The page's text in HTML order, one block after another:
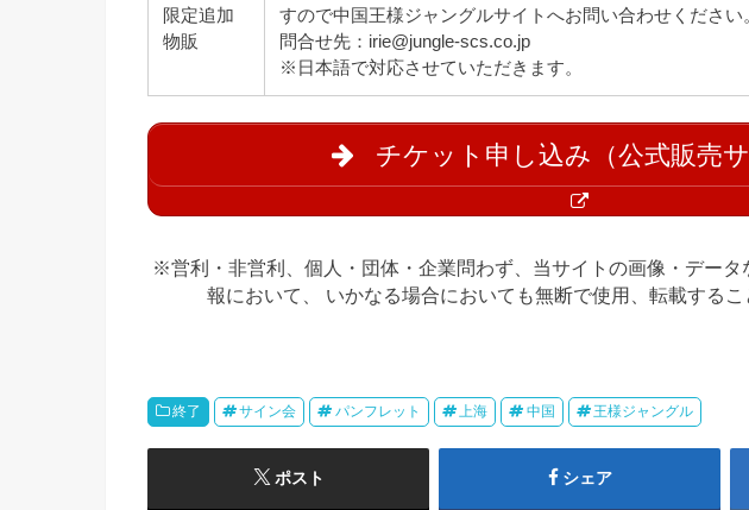
限定追加
物販
すので中国王様ジャングルサイトへお問い合わせください
問合せ先：irie@jungle-scs.co.jp
※日本語で対応させていただきます。
チケット申し込み（公式販売サ
※営利・非営利、個人・団体・企業問わず、当サイトの画像・デー
報において、 いかなる場合においても無断で使用、転載するこ
終了 サイン会 パンフレット 上海 中国 王様ジャングル
ポスト シェア